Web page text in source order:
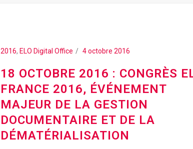
2016, ELO Digital Office 4 octobre 2016
18 OCTOBRE 2016 : CONGRÈS
FRANCE 2016, ÉVÉNEMENT
MAJEUR DE LA GESTION
DOCUMENTAIRE ET DE LA
DÉMATÉRIALISATION